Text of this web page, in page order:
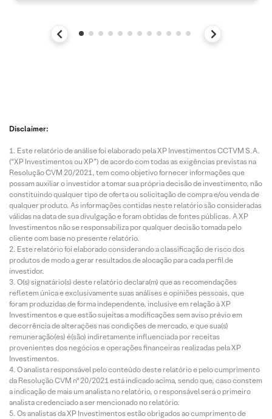
Disclaimer:
Este relatório de análise foi elaborado pela XP Investimentos CCTVM S.A.
(“XP Investimentos ou XP”) de acordo com todas as exigências previstas na
Resolução CVM 20/2021, tem como objetivo fornecer informações que
possam auxiliar o investidor a tomar sua própria decisão de investimento, não
constituindo qualquer tipo de oferta ou solicitação de compra e/ou venda de
qualquer produto. As informações contidas neste relatório são consideradas
válidas na data de sua divulgação e foram obtidas de fontes públicas. A XP
Investimentos não se responsabiliza por qualquer decisão tomada pelo
cliente com base no presente relatório.
Este relatório foi elaborado considerando a classificação de risco dos
produtos de modo a gerar resultados de alocação para cada perfil de
investidor.
O(s) signatário(s) deste relatório declara(m) que as recomendações
refletem única e exclusivamente suas análises e opiniões pessoais, que
foram produzidas de forma independente, inclusive em relação à XP
Investimentos e que estão sujeitas a modificações sem aviso prévio em
decorrência de alterações nas condições de mercado, e que sua(s)
remuneração(es) é(são) indiretamente influenciada por receitas
provenientes dos negócios e operações financeiras realizadas pela XP
Investimentos.
O analista responsável pelo conteúdo deste relatório e pelo cumprimento
da Resolução CVM nº 20/2021 está indicado acima, sendo que, caso constem
a indicação de mais um analista no relatório, o responsável será o primeiro
analista credenciado a ser mencionado no relatório.
Os analistas da XP Investimentos estão obrigados ao cumprimento de